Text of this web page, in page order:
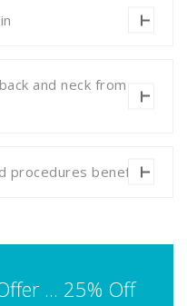
and neck from
procedures benefit
... 25% Off